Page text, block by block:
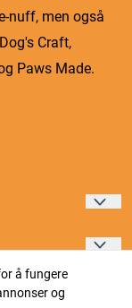
nuff, men også
Craft,
Paws Made.
å fungere
og